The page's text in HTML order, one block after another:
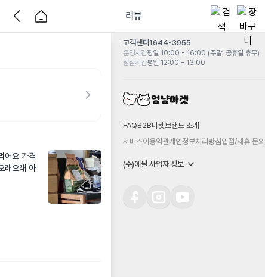
리뷰
어요 가격
래오래 아
고객센터1644-3955
운영시간평일 10:00 - 16:00 (주말, 공휴일 휴무)
점심시간평일 12:00 - 13:00
FAQB2B마켓 브랜드 소개
서비스이용약관개인정보처리방침입점/제휴 문의
(주)에필 사업자 정보